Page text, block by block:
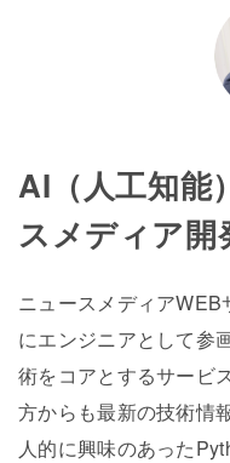
AI（人工知能
スメディア開
ニュースメディア
にエンジニアとして参
術をコアとするサービ
方からも最新の技術情
人的に興味のあった